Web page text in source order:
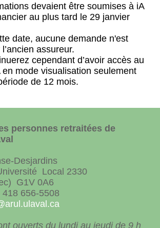
devaient être soumises à iA
au plus tard le 29 janvier
date, aucune demande n'est
assureur.
cependant d’avoir accès au
en mode visualisation seulement
de 12 mois.
personnes retraitées de
Desjardins
Local 2330
G1V 0A6
656-5508
ouverts du lundi au jeudi de 9 h